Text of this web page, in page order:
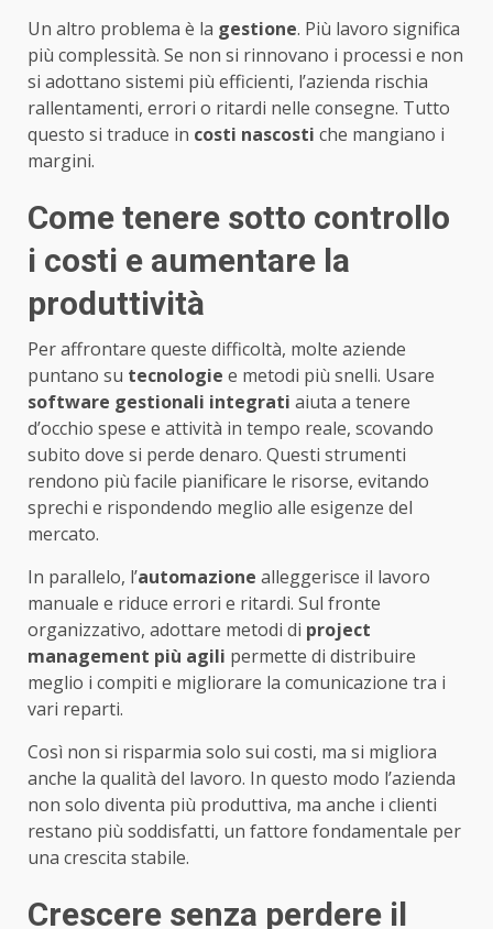
Un altro problema è la gestione. Più lavoro significa
più complessità. Se non si rinnovano i processi e non
si adottano sistemi più efficienti, l’azienda rischia
rallentamenti, errori o ritardi nelle consegne. Tutto
questo si traduce in costi nascosti che mangiano i
margini.
Come tenere sotto controllo
i costi e aumentare la
produttività
Per affrontare queste difficoltà, molte aziende
puntano su tecnologie e metodi più snelli. Usare
software gestionali integrati aiuta a tenere
d’occhio spese e attività in tempo reale, scovando
subito dove si perde denaro. Questi strumenti
rendono più facile pianificare le risorse, evitando
sprechi e rispondendo meglio alle esigenze del
mercato.
In parallelo, l’automazione alleggerisce il lavoro
manuale e riduce errori e ritardi. Sul fronte
organizzativo, adottare metodi di project
management più agili permette di distribuire
meglio i compiti e migliorare la comunicazione tra i
vari reparti.
Così non si risparmia solo sui costi, ma si migliora
anche la qualità del lavoro. In questo modo l’azienda
non solo diventa più produttiva, ma anche i clienti
restano più soddisfatti, un fattore fondamentale per
una crescita stabile.
Crescere senza perdere il